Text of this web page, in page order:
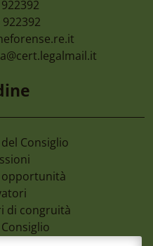
922392
Consiglio
di congruità